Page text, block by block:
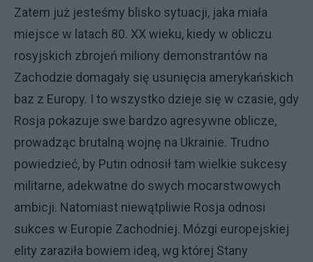
Zatem już jesteśmy blisko sytuacji, jaka miała
miejsce w latach 80. XX wieku, kiedy w obliczu
rosyjskich zbrojeń miliony demonstrantów na
Zachodzie domagały się usunięcia amerykańskich
baz z Europy. I to wszystko dzieje się w czasie, gdy
Rosja pokazuje swe bardzo agresywne oblicze,
prowadząc brutalną wojnę na Ukrainie. Trudno
powiedzieć, by Putin odnosił tam wielkie sukcesy
militarne, adekwatne do swych mocarstwowych
ambicji. Natomiast niewątpliwie Rosja odnosi
sukces w Europie Zachodniej. Mózgi europejskiej
elity zaraziła bowiem ideą, wg której Stany